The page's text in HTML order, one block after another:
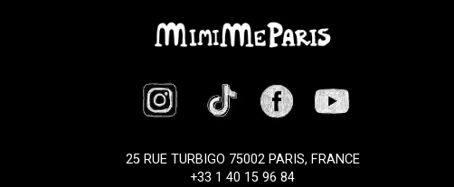
25 RUE TURBIGO 75002 PARIS, FRANCE
+33 1 40 15 96 84